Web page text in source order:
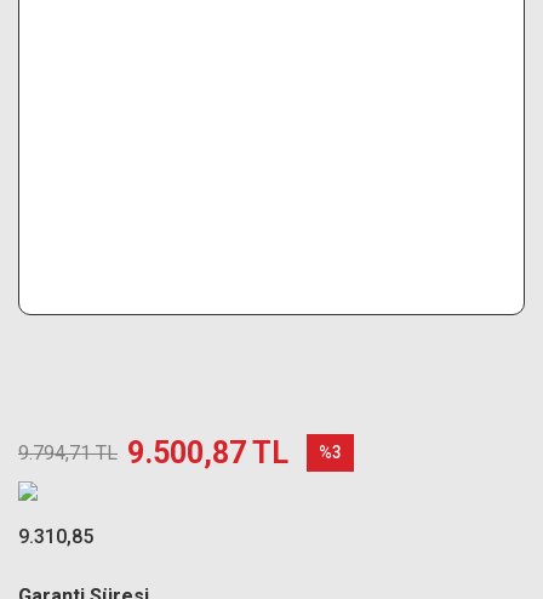
9.794,71 TL 9.500,87 TL %3
9.310,85